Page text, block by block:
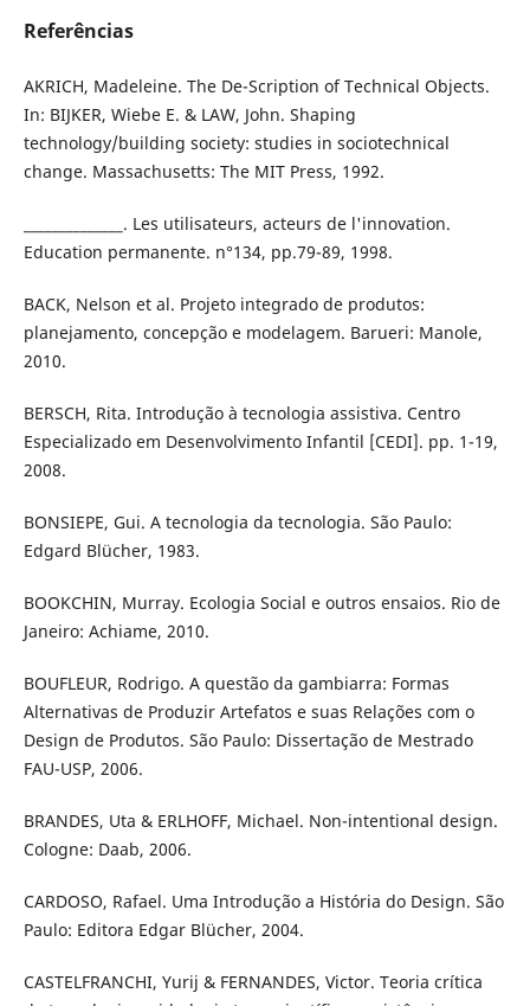
Referências
AKRICH, Madeleine. The De-Scription of Technical Objects.
In: BIJKER, Wiebe E. & LAW, John. Shaping
technology/building society: studies in sociotechnical
change. Massachusetts: The MIT Press, 1992.
______________. Les utilisateurs, acteurs de l'innovation.
Education permanente. n°134, pp.79-89, 1998.
BACK, Nelson et al. Projeto integrado de produtos:
planejamento, concepção e modelagem. Barueri: Manole,
2010.
BERSCH, Rita. Introdução à tecnologia assistiva. Centro
Especializado em Desenvolvimento Infantil [CEDI]. pp. 1-19,
2008.
BONSIEPE, Gui. A tecnologia da tecnologia. São Paulo:
Edgard Blücher, 1983.
BOOKCHIN, Murray. Ecologia Social e outros ensaios. Rio de
Janeiro: Achiame, 2010.
BOUFLEUR, Rodrigo. A questão da gambiarra: Formas
Alternativas de Produzir Artefatos e suas Relações com o
Design de Produtos. São Paulo: Dissertação de Mestrado
FAU-USP, 2006.
BRANDES, Uta & ERLHOFF, Michael. Non-intentional design.
Cologne: Daab, 2006.
CARDOSO, Rafael. Uma Introdução a História do Design. São
Paulo: Editora Edgar Blücher, 2004.
CASTELFRANCHI, Yurij & FERNANDES, Victor. Teoria crítica